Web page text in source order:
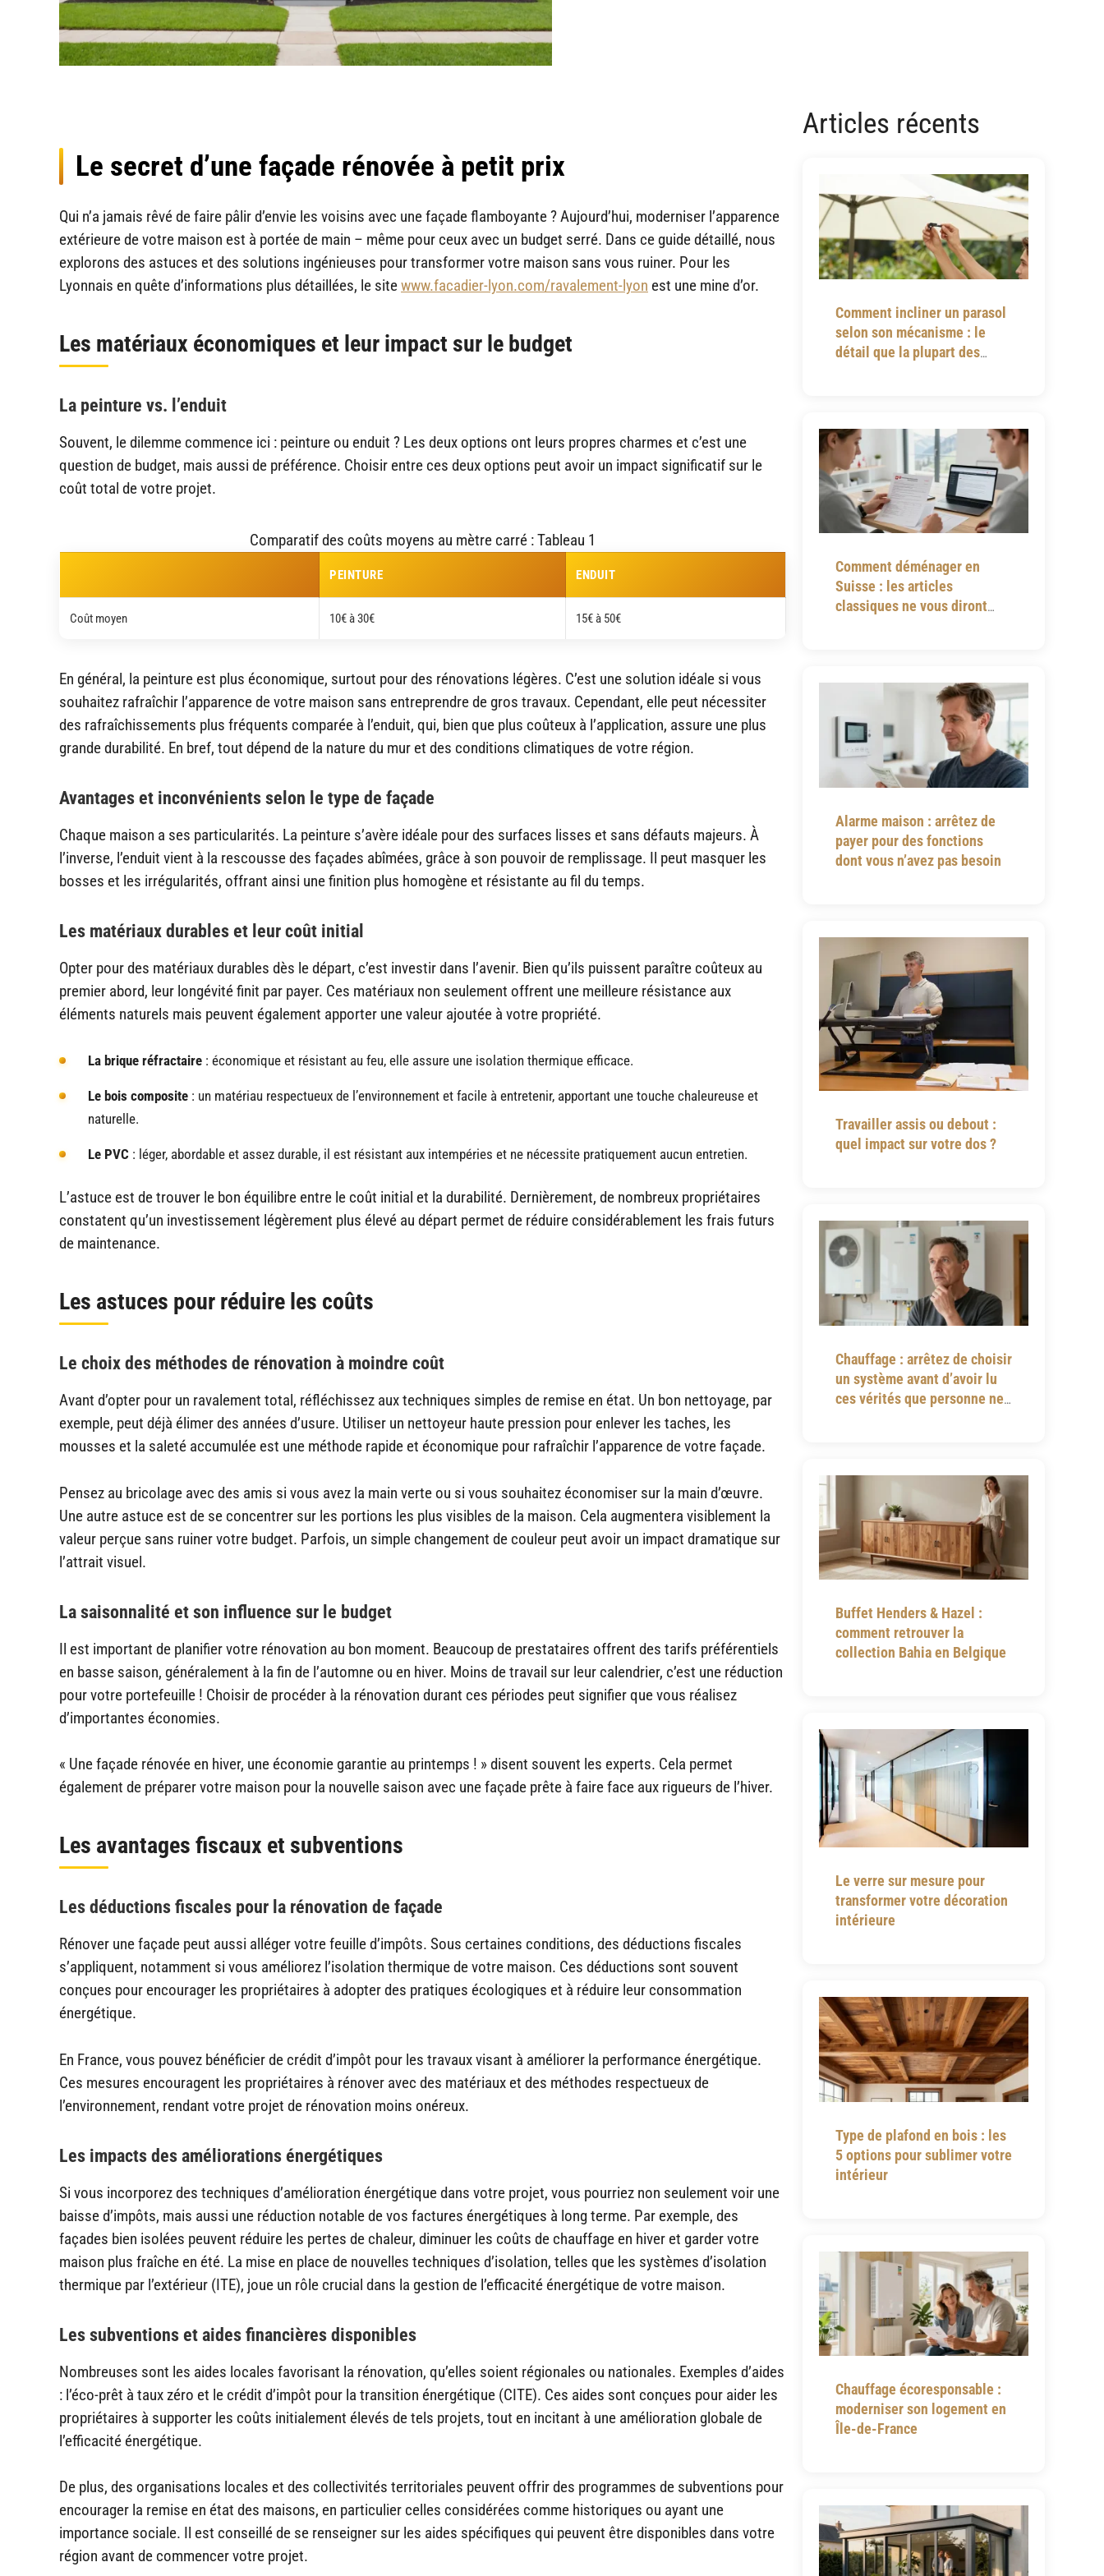
Le secret d’une façade rénovée à petit prix
Qui n’a jamais rêvé de faire pâlir d’envie les voisins avec une façade flamboyante ? Aujourd’hui, moderniser l’apparence
extérieure de votre maison est à portée de main – même pour ceux avec un budget serré. Dans ce guide détaillé, nous
explorons des astuces et des solutions ingénieuses pour transformer votre maison sans vous ruiner. Pour les
Lyonnais en quête d’informations plus détaillées, le sitewww.facadier-lyon.com/ravalement-lyon est une mine d’or.
Les matériaux économiques et leur impact sur le budget
La peinture vs. l’enduit
Souvent, le dilemme commence ici : peinture ou enduit ? Les deux options ont leurs propres charmes et c’est une
question de budget, mais aussi de préférence. Choisir entre ces deux options peut avoir un impact significatif sur le
coût total de votre projet.
Comparatif des coûts moyens au mètre carré : Tableau 1
PEINTURE ENDUIT
Coût moyen 10€ à 30€ 15€ à 50€
En général, la peinture est plus économique, surtout pour des rénovations légères. C’est une solution idéale si vous
souhaitez rafraîchir l’apparence de votre maison sans entreprendre de gros travaux. Cependant, elle peut nécessiter
des rafraîchissements plus fréquents comparée à l’enduit, qui, bien que plus coûteux à l’application, assure une plus
grande durabilité. En bref, tout dépend de la nature du mur et des conditions climatiques de votre région.
Avantages et inconvénients selon le type de façade
Chaque maison a ses particularités. La peinture s’avère idéale pour des surfaces lisses et sans défauts majeurs. À
l’inverse, l’enduit vient à la rescousse des façades abîmées, grâce à son pouvoir de remplissage. Il peut masquer les
bosses et les irrégularités, offrant ainsi une finition plus homogène et résistante au fil du temps.
Les matériaux durables et leur coût initial
Opter pour des matériaux durables dès le départ, c’est investir dans l’avenir. Bien qu’ils puissent paraître coûteux au
premier abord, leur longévité finit par payer. Ces matériaux non seulement offrent une meilleure résistance aux
éléments naturels mais peuvent également apporter une valeur ajoutée à votre propriété.
La brique réfractaire : économique et résistant au feu, elle assure une isolation thermique efficace.
Le bois composite : un matériau respectueux de l’environnement et facile à entretenir, apportant une touche chaleureuse et
naturelle.
Le PVC : léger, abordable et assez durable, il est résistant aux intempéries et ne nécessite pratiquement aucun entretien.
L’astuce est de trouver le bon équilibre entre le coût initial et la durabilité. Dernièrement, de nombreux propriétaires
constatent qu’un investissement légèrement plus élevé au départ permet de réduire considérablement les frais futurs
de maintenance.
Les astuces pour réduire les coûts
Le choix des méthodes de rénovation à moindre coût
Avant d’opter pour un ravalement total, réfléchissez aux techniques simples de remise en état. Un bon nettoyage, par
exemple, peut déjà élimer des années d’usure. Utiliser un nettoyeur haute pression pour enlever les taches, les
mousses et la saleté accumulée est une méthode rapide et économique pour rafraîchir l’apparence de votre façade.
Pensez au bricolage avec des amis si vous avez la main verte ou si vous souhaitez économiser sur la main d’œuvre.
Une autre astuce est de se concentrer sur les portions les plus visibles de la maison. Cela augmentera visiblement la
valeur perçue sans ruiner votre budget. Parfois, un simple changement de couleur peut avoir un impact dramatique sur
l’attrait visuel.
La saisonnalité et son influence sur le budget
Il est important de planifier votre rénovation au bon moment. Beaucoup de prestataires offrent des tarifs préférentiels
en basse saison, généralement à la fin de l’automne ou en hiver. Moins de travail sur leur calendrier, c’est une réduction
pour votre portefeuille ! Choisir de procéder à la rénovation durant ces périodes peut signifier que vous réalisez
d’importantes économies.
« Une façade rénovée en hiver, une économie garantie au printemps ! » disent souvent les experts. Cela permet
également de préparer votre maison pour la nouvelle saison avec une façade prête à faire face aux rigueurs de l’hiver.
Les avantages fiscaux et subventions
Les déductions fiscales pour la rénovation de façade
Rénover une façade peut aussi alléger votre feuille d’impôts. Sous certaines conditions, des déductions fiscales
s’appliquent, notamment si vous améliorez l’isolation thermique de votre maison. Ces déductions sont souvent
conçues pour encourager les propriétaires à adopter des pratiques écologiques et à réduire leur consommation
énergétique.
En France, vous pouvez bénéficier de crédit d’impôt pour les travaux visant à améliorer la performance énergétique.
Ces mesures encouragent les propriétaires à rénover avec des matériaux et des méthodes respectueux de
l’environnement, rendant votre projet de rénovation moins onéreux.
Les impacts des améliorations énergétiques
Si vous incorporez des techniques d’amélioration énergétique dans votre projet, vous pourriez non seulement voir une
baisse d’impôts, mais aussi une réduction notable de vos factures énergétiques à long terme. Par exemple, des
façades bien isolées peuvent réduire les pertes de chaleur, diminuer les coûts de chauffage en hiver et garder votre
maison plus fraîche en été. La mise en place de nouvelles techniques d’isolation, telles que les systèmes d’isolation
thermique par l’extérieur (ITE), joue un rôle crucial dans la gestion de l’efficacité énergétique de votre maison.
Les subventions et aides financières disponibles
Nombreuses sont les aides locales favorisant la rénovation, qu’elles soient régionales ou nationales. Exemples d’aides
: l’éco-prêt à taux zéro et le crédit d’impôt pour la transition énergétique (CITE). Ces aides sont conçues pour aider les
propriétaires à supporter les coûts initialement élevés de tels projets, tout en incitant à une amélioration globale de
l’efficacité énergétique.
De plus, des organisations locales et des collectivités territoriales peuvent offrir des programmes de subventions pour
encourager la remise en état des maisons, en particulier celles considérées comme historiques ou ayant une
importance sociale. Il est conseillé de se renseigner sur les aides spécifiques qui peuvent être disponibles dans votre
région avant de commencer votre projet.
Articles récents
Comment incliner un parasol
selon son mécanisme : le
détail que la plupart des
Comment déménager en
Suisse : les articles
classiques ne vous diront
Alarme maison : arrêtez de
payer pour des fonctions
dont vous n’avez pas besoin
Travailler assis ou debout :
quel impact sur votre dos ?
Chauffage : arrêtez de choisir
un système avant d’avoir lu
ces vérités que personne ne
Buffet Henders & Hazel :
comment retrouver la
collection Bahia en Belgique
Le verre sur mesure pour
transformer votre décoration
intérieure
Type de plafond en bois : les
5 options pour sublimer votre
intérieur
Chauffage écoresponsable :
moderniser son logement en
Île-de-France